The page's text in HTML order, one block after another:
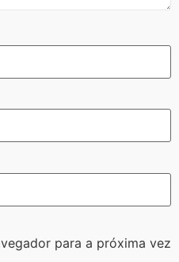
para a próxima vez